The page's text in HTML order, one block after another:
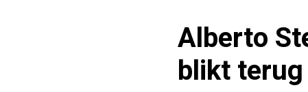
Alberto
blikt